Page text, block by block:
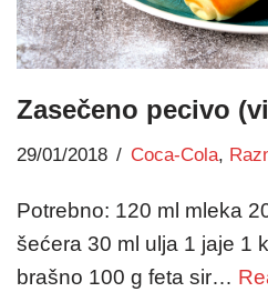
Zasečeno pecivo
29/01/2018 Coca-Cola,
Potrebno: 120 ml mleka
šećera 30 ml ulja 1 jaje 1
brašno 100 g feta sir…